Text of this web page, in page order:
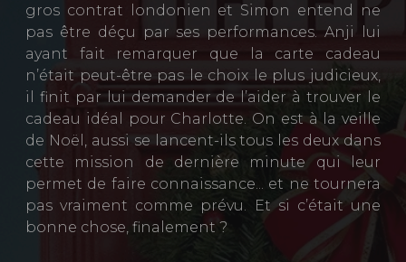
gros contrat londonien et Simon entend ne
pas être déçu par ses performances. Anji lui
ayant fait remarquer que la carte cadeau
n’était peut-être pas le choix le plus judicieux,
il finit par lui demander de l’aider à trouver le
cadeau idéal pour Charlotte. On est à la veille
de Noël, aussi se lancent-ils tous les deux dans
cette mission de dernière minute qui leur
permet de faire connaissance... et ne tournera
pas vraiment comme prévu. Et si c’était une
bonne chose, finalement ?